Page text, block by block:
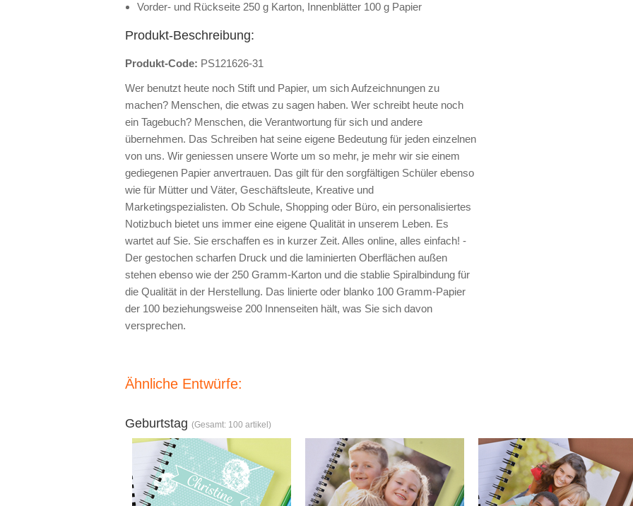
Vorder- und Rückseite 250 g Karton, Innenblätter 100 g Papier
Produkt-Beschreibung:
Produkt-Code: PS121626-31
Wer benutzt heute noch Stift und Papier, um sich Aufzeichnungen zu
machen? Menschen, die etwas zu sagen haben. Wer schreibt heute noch
ein Tagebuch? Menschen, die Verantwortung für sich und andere
übernehmen. Das Schreiben hat seine eigene Bedeutung für jeden einzelnen
von uns. Wir geniessen unsere Worte um so mehr, je mehr wir sie einem
gediegenen Papier anvertrauen. Das gilt für den sorgfältigen Schüler ebenso
wie für Mütter und Väter, Geschäftsleute, Kreative und
Marketingspezialisten. Ob Schule, Shopping oder Büro, ein personalisiertes
Notizbuch bietet uns immer eine eigene Qualität in unserem Leben. Es
wartet auf Sie. Sie erschaffen es in kurzer Zeit. Alles online, alles einfach! -
Der gestochen scharfen Druck und die laminierten Oberflächen außen
stehen ebenso wie der 250 Gramm-Karton und die stablie Spiralbindung für
die Qualität in der Herstellung. Das linierte oder blanko 100 Gramm-Papier
der 100 beziehungsweise 200 Innenseiten hält, was Sie sich davon
versprechen.
Ähnliche Entwürfe:
Geburtstag (Gesamt: 100 artikel)